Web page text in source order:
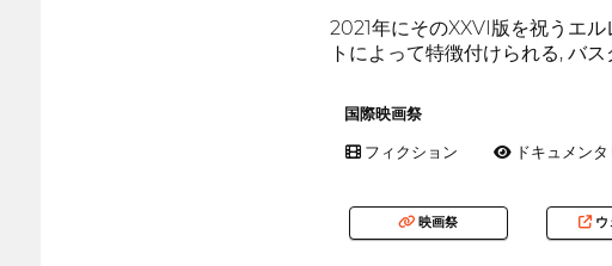
2021年にそのXXVI版を祝うエ
トによって特徴付けられる, バ
国際映画祭
フィクション ドキュメンタ
映画祭 ウ